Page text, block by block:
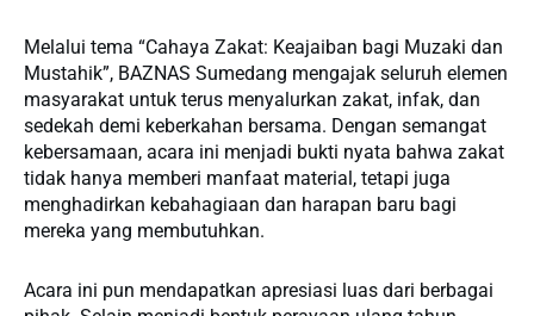
Melalui tema “Cahaya Zakat: Keajaiban bagi Muzaki dan
Mustahik”, BAZNAS Sumedang mengajak seluruh elemen
masyarakat untuk terus menyalurkan zakat, infak, dan
sedekah demi keberkahan bersama. Dengan semangat
kebersamaan, acara ini menjadi bukti nyata bahwa zakat
tidak hanya memberi manfaat material, tetapi juga
menghadirkan kebahagiaan dan harapan baru bagi
mereka yang membutuhkan.
Acara ini pun mendapatkan apresiasi luas dari berbagai